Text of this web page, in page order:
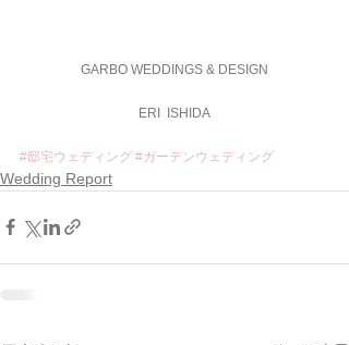
GARBO WEDDINGS & DESIGN
ERI  ISHIDA
#邸宅ウェディング #ガーデンウェディング
Wedding Report